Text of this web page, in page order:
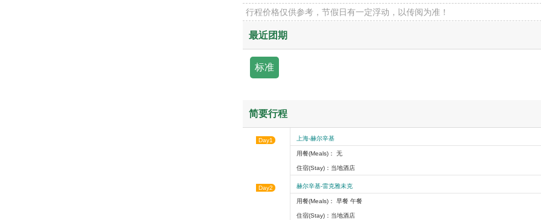
行程价格仅供参考，节假日有一定浮动，以传阅为准！
最近团期
标准
简要行程
Day1 上海-赫尔辛基
用餐(Meals)： 无
住宿(Stay)：当地酒店
Day2 赫尔辛基-雷克雅未克
用餐(Meals)： 早餐 午餐
住宿(Stay)：当地酒店